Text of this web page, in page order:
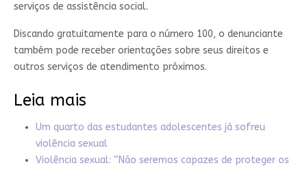
serviços de assistência social.
Discando gratuitamente para o número 100, o denunciante
também pode receber orientações sobre seus direitos e
outros serviços de atendimento próximos.
Leia mais
Um quarto das estudantes adolescentes já sofreu
violência sexual
Violência sexual: “Não seremos capazes de proteger os